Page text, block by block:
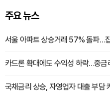
주요 뉴스
서울 아파트 상승거래 57% 돌파…
카드론 확대에도 수익성 하락…중금
국채금리 상승, 자영업자 대출 부담